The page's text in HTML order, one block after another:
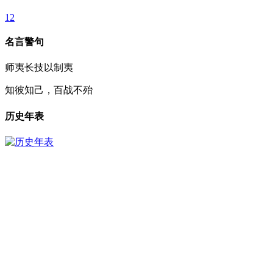
1 2
名言警句
师夷长技以制夷
知彼知己，百战不殆
历史年表